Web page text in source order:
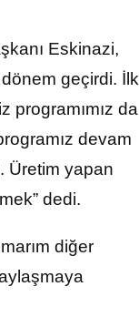
Eskinazi,
geçirdi. İlk
programımız da
devam
Üretim yapan
dedi.
diğer